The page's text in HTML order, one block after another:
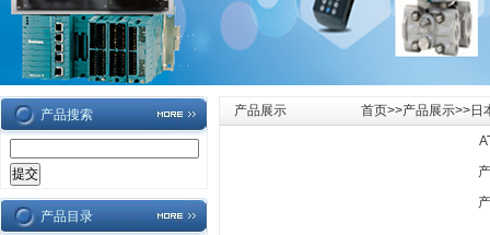
产品搜索
产品目录
产品展示 首页>>产品展示>>日